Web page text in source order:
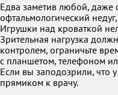
Едва заметив любой, даже
офтальмологический
Игрушки над кроваткой
Зрительная нагрузка
контролем, ограничьте
с планшетом, телефоном
Если вы заподозрили, что
прямиком к врачу.